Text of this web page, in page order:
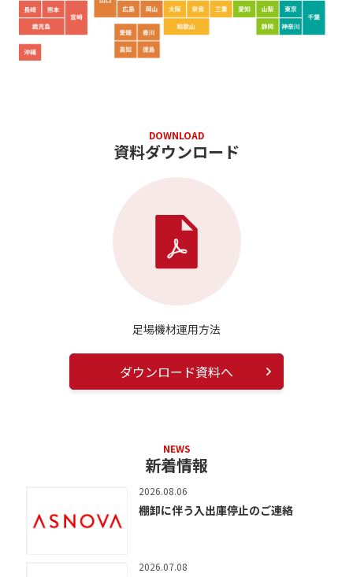
DOWNLOAD
資料ダウンロード
足場機材運用方法
ダウンロード資料へ
NEWS
新着情報
2026.08.06
棚卸に伴う入出庫停止のご連絡
2026.07.08